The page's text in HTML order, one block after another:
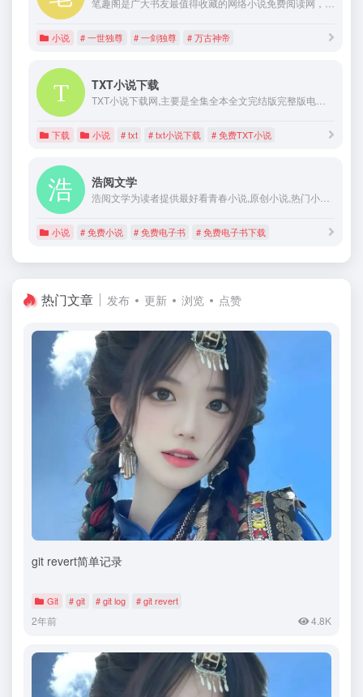
笔趣阁是广大书友最值得收藏的网络小说免费阅读网，收录了当前最热门的网络小说，逆天邪神、伏天氏、万古神帝飞天鱼、斗罗大陆5重生唐三、武炼巅峰、剑来、九星霸体记诀等最新章节在线阅读，分享2020和2021年最火的小说排行榜，全站无弹窗广告。
小说 # 一世独尊 # 一剑独尊 # 万古神帝
TXT小说下载
TXT小说下载网,主要是全集全本全文完结版完整版电子书下载,免费小说下载和免费电子书下载,国内最好的TXT小说下载-乐读电子书下载网。
下载 小说 # txt # txt小说下载 # 免费TXT小说
浩阅文学
浩阅文学为读者提供最好看青春小说,原创小说,热门小说,致力于为所有喜爱文学的网友提供一个最青春最新锐的网络文学阅读和创作平台
小说 # 免费小说 # 免费电子书 # 免费电子书下载
热门文章 发布 更新 浏览 点赞
git revert简单记录
Git # git # git log # git revert
2年前 4.8K